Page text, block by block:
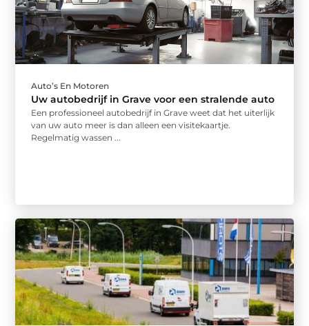
Auto’s En Motoren
Uw autobedrijf in Grave voor een stralende auto
Een professioneel autobedrijf in Grave weet dat het uiterlijk
van uw auto meer is dan alleen een visitekaartje.
Regelmatig wassen ...